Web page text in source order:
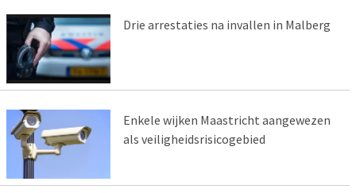
Drie arrestaties na invallen in Malberg
Enkele wijken Maastricht aangewezen
als veiligheidsrisicogebied